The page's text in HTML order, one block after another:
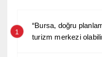
1
“Bursa, doğru
turizm merkezi